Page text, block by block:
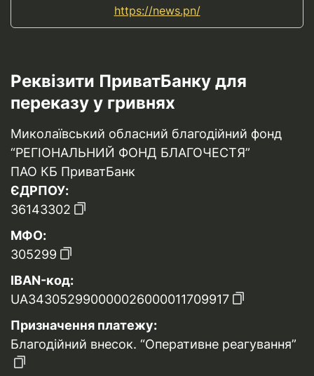
https://news.pn/
Реквізити ПриватБанку для
переказу у гривнях
Миколаївський обласний благодійний фонд
“РЕГІОНАЛЬНИЙ ФОНД БЛАГОЧЕСТЯ”
ПАО КБ ПриватБанк
ЄДРПОУ:
36143302
МФО:
305299
IBAN-код:
UA343052990000026000011709917
Призначення платежу:
Благодійний внесок. “Оперативне реагування”